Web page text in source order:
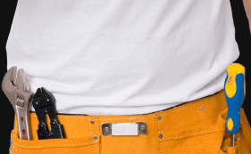
hataları sıfırlayarak kilidi açabilir.
makinelerde kapı kilidi, su seviyesi
hızı ile entegre çalışır. Su
veya tambur dönüyorsa kilit
profesyonel destek almanız
kilit sorunları konusunda uzman